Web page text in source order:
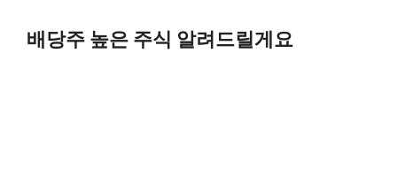
content
배당주 높은 주식 알려드릴게요